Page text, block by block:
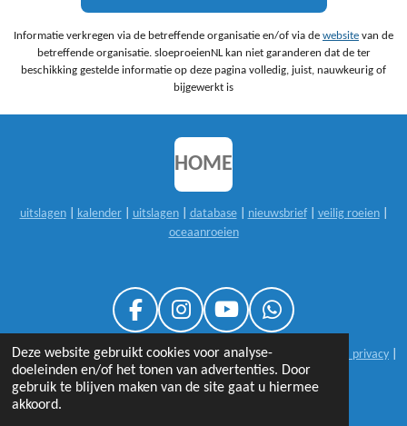
Deze website gebruikt cookies voor analyse-
doeleinden en/of het tonen van advertenties. Door
gebruik te blijven maken van de site gaat u hiermee
akkoord.
Informatie verkregen via de betreffende organisatie en/of via de website van de
betreffende organisatie. sloeproeienNL kan niet garanderen dat de ter
beschikking gestelde informatie op deze pagina volledig, juist, nauwkeurig of
bijgewerkt is
HOME
uitslagen| kalender| uitslagen| database| nieuwsbrief| veilig roeien|
oceaanroeien
F
C
E
I
S
T
Y
U
T
W
A
T
© 1999-2026 sloeproeienNL |25 jaar sloeproeienNL disclaimer & privacy
contact